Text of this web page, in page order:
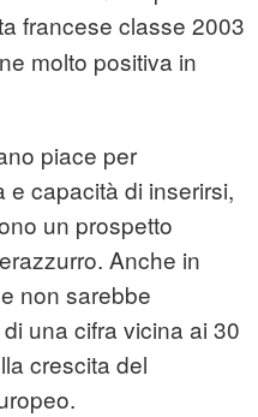
francese classe 2003
molto positiva in
piace per
e capacità di inserirsi,
un prospetto
Anche in
non sarebbe
una cifra vicina ai 30
crescita del